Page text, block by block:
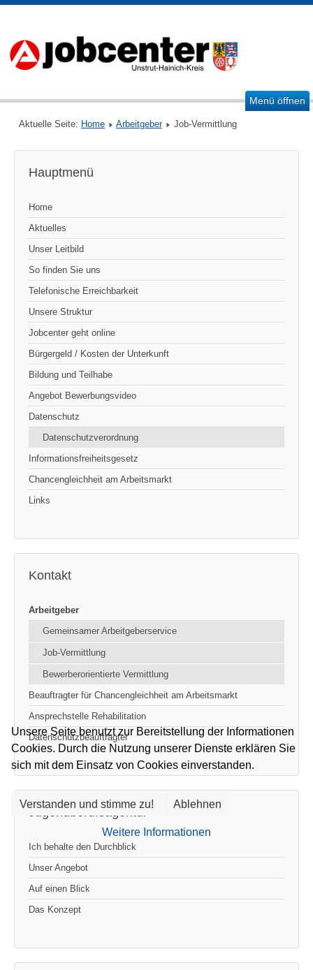
Menü öffnen
Aktuelle Seite: Home Arbeitgeber Job-Vermittlung
Hauptmenü
Home
Aktuelles
Unser Leitbild
So finden Sie uns
Telefonische Erreichbarkeit
Unsere Struktur
Jobcenter geht online
Bürgergeld / Kosten der Unterkunft
Bildung und Teilhabe
Angebot Bewerbungsvideo
Datenschutz
Datenschutzverordnung
Informationsfreiheitsgesetz
Chancengleichheit am Arbeitsmarkt
Links
Kontakt
Arbeitgeber
Gemeinsamer Arbeitgeberservice
Job-Vermittlung
Bewerberorientierte Vermittlung
Beauftragter für Chancengleichheit am Arbeitsmarkt
Ansprechstelle Rehabilitation
Datenschutzbeauftragter
Jugendberufsagentur
Ich behalte den Durchblick
Unser Angebot
Auf einen Blick
Das Konzept
Unsere Seite benutzt zur Bereitstellung der Informationen
Cookies. Durch die Nutzung unserer Dienste erklären Sie
sich mit dem Einsatz von Cookies einverstanden.
Verstanden und stimme zu! Ablehnen
Weitere Informationen